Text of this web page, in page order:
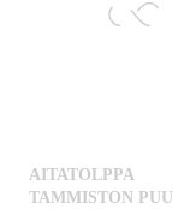
AITATOLPPA
TAMMISTON PUU